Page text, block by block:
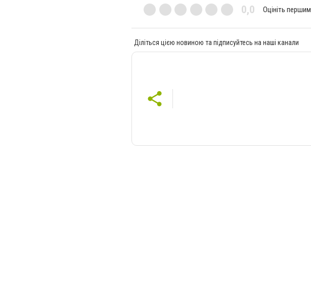
0,0 Оцініть першим
Діліться цією новиною та підписуйтесь на наші канали